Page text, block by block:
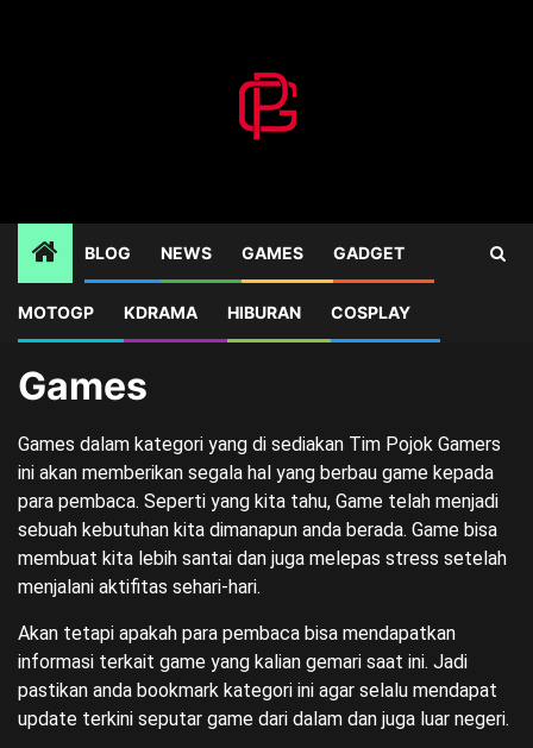
BLOG NEWS GAMES GADGET
MOTOGP KDRAMA HIBURAN COSPLAY
Home Blog Games Page 2
Games
Games dalam kategori yang di sediakan Tim Pojok Gamers
ini akan memberikan segala hal yang berbau game kepada
para pembaca. Seperti yang kita tahu, Game telah menjadi
sebuah kebutuhan kita dimanapun anda berada. Game bisa
membuat kita lebih santai dan juga melepas stress setelah
menjalani aktifitas sehari-hari.
Akan tetapi apakah para pembaca bisa mendapatkan
informasi terkait game yang kalian gemari saat ini. Jadi
pastikan anda bookmark kategori ini agar selalu mendapat
update terkini seputar game dari dalam dan juga luar negeri.